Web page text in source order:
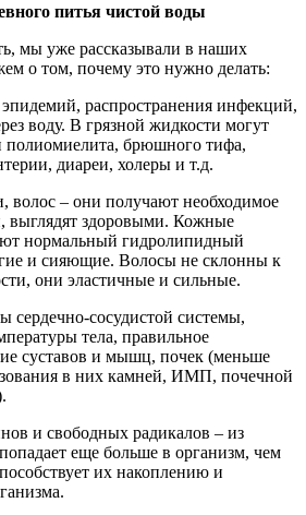
питья чистой воды
мы уже рассказывали в наших
о том, почему это нужно делать:
распространения инфекций,
воду. В грязной жидкости могут
полиомиелита, брюшного тифа,
диареи, холеры и т.д.
волос – они получают необходимое
выглядят здоровыми. Кожные
нормальный гидролипидный
и сияющие. Волосы не склонны к
они эластичные и сильные.
сердечно-сосудистой системы,
тела, правильное
суставов и мышц, почек (меньше
в них камней, ИМП, почечной
и свободных радикалов – из
еще больше в организм, чем
их накоплению и